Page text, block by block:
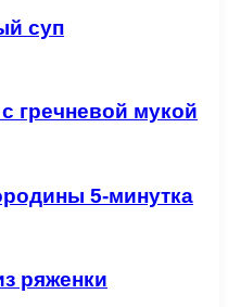
суп
гречневой мукой
5-минутка
ряженки